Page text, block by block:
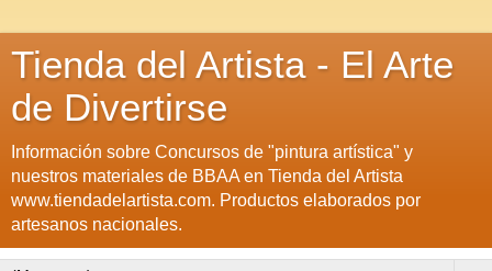
Tienda del Artista - El Arte
de Divertirse
Información sobre Concursos de "pintura artística" y
nuestros materiales de BBAA en Tienda del Artista
www.tiendadelartista.com. Productos elaborados por
artesanos nacionales.